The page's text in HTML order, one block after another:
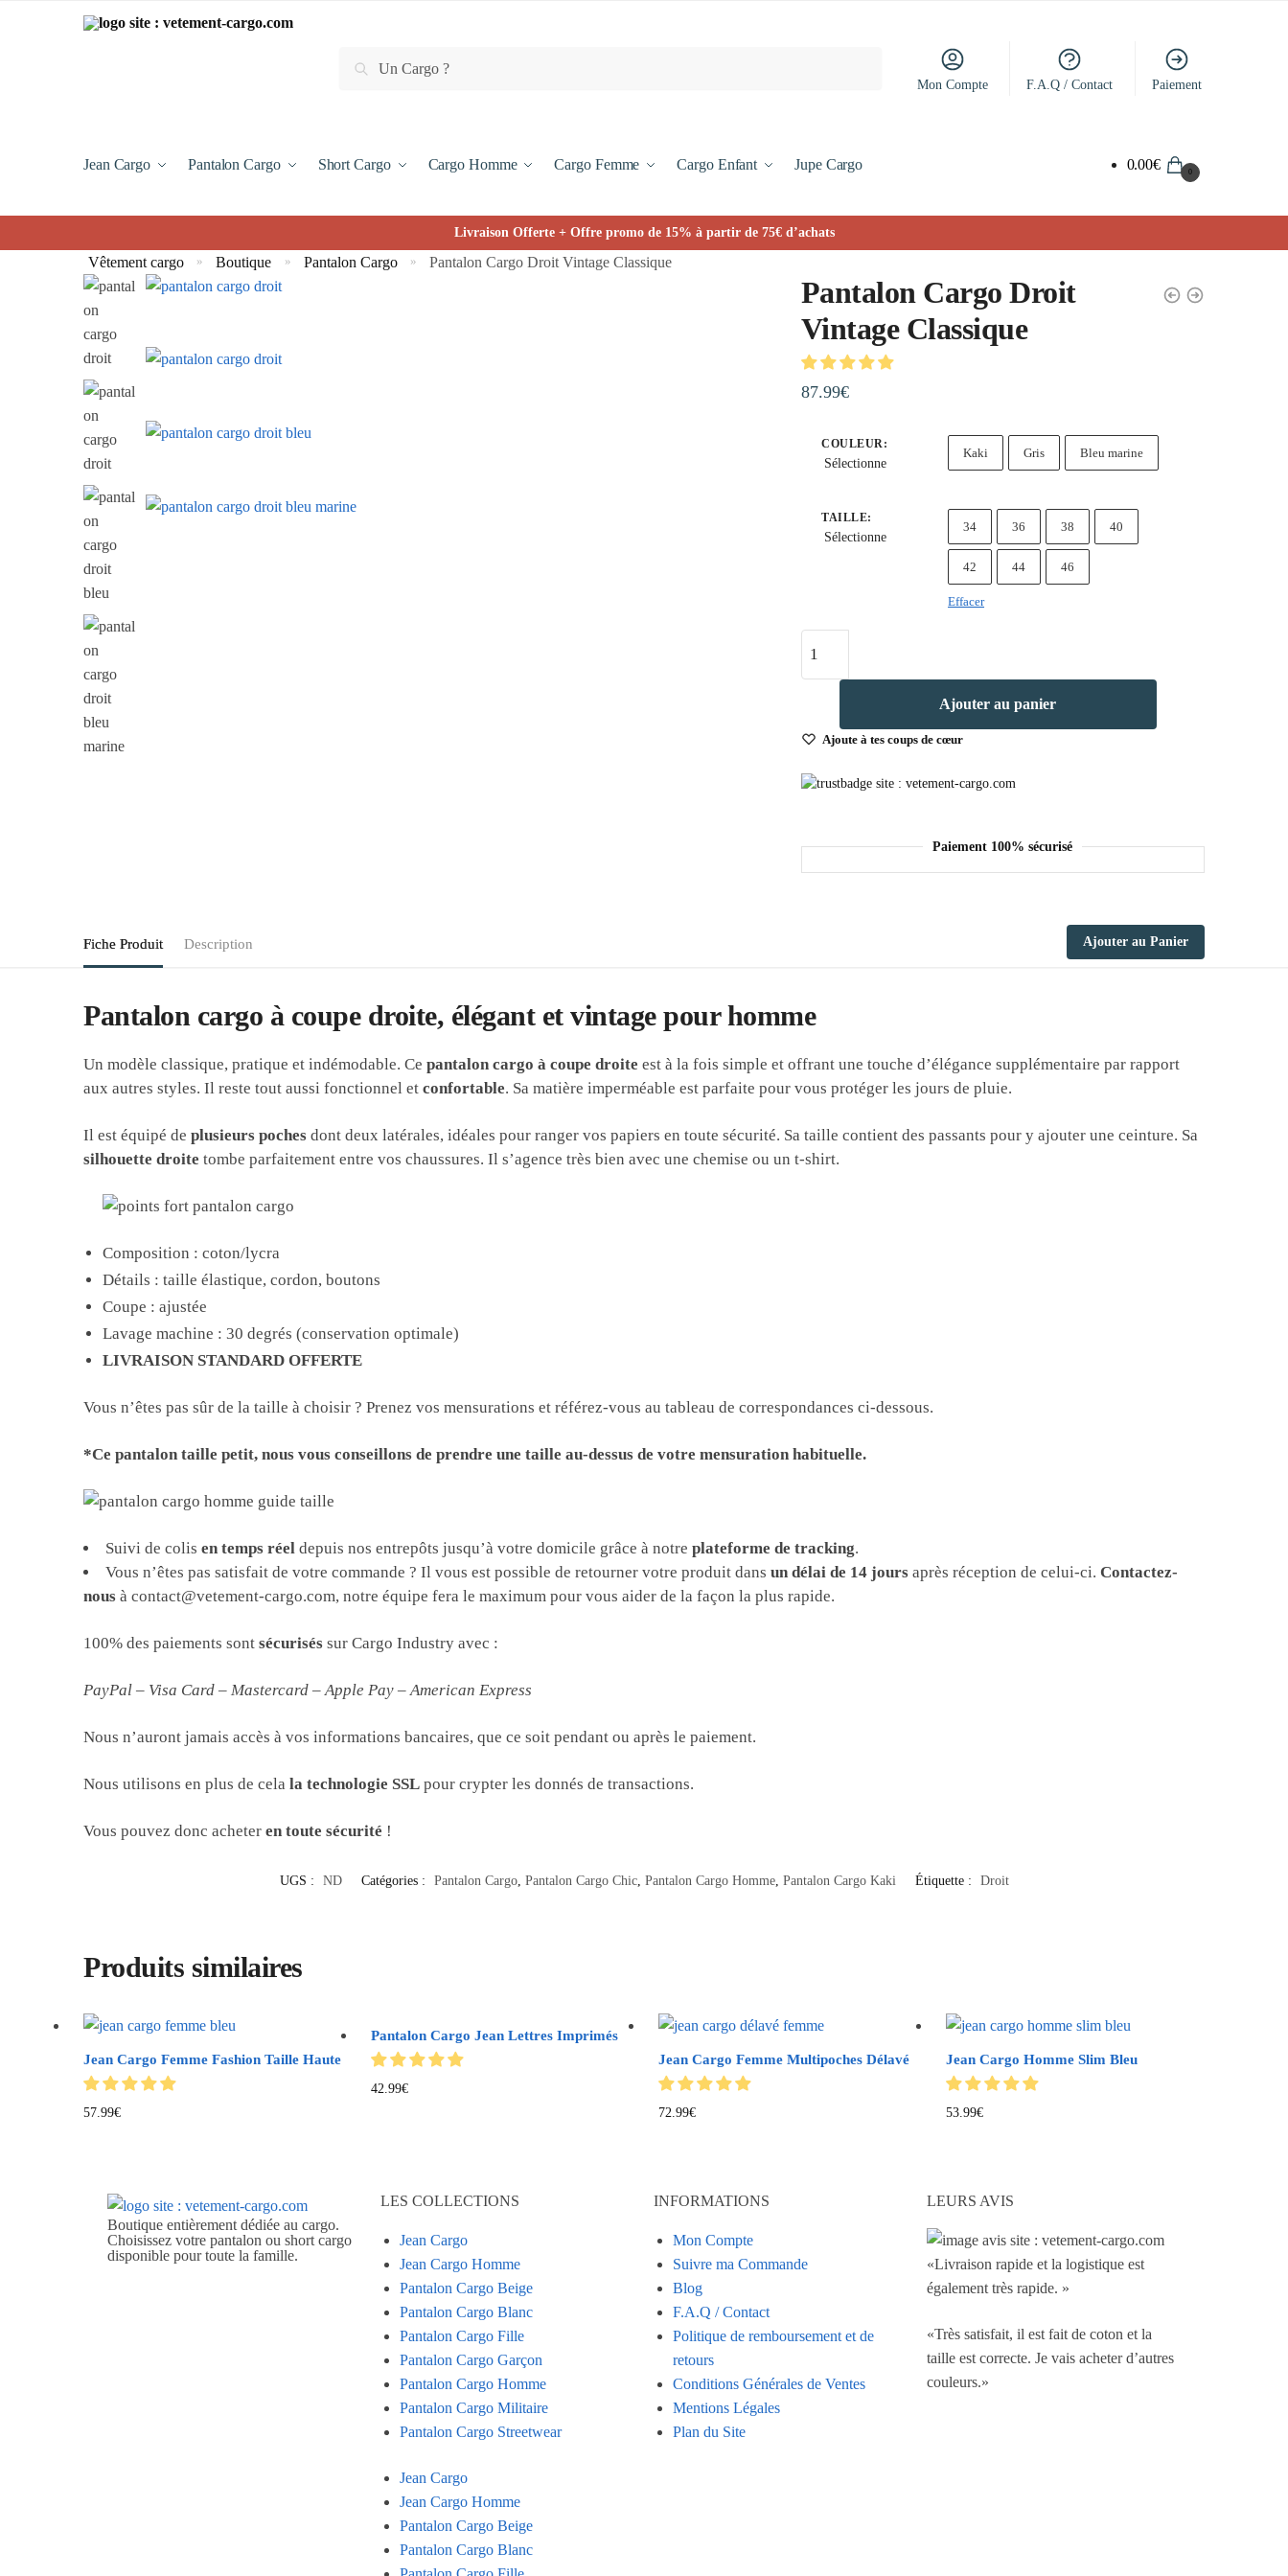
Recherche
Mon Compte F.A.Q / Contact Paiement
Jean Cargo Pantalon Cargo Short Cargo Cargo Homme Cargo Femme Cargo Enfant Jupe Cargo 0.00€ 0
Livraison Offerte + Offre promo de 15% à partir de 75€ d’achats
Vêtement cargo » Boutique » Pantalon Cargo » Pantalon Cargo Droit Vintage Classique
Pantalon Cargo Droit
Vintage Classique
87.99€
COULEUR :
Sélectionne
Kaki Gris Bleu marine
TAILLE:
Sélectionne
34 36 38 40
42 44 46
Effacer
Ajouter au panier
Ajoute à tes coups de cœur
Paiement 100% sécurisé
Fiche Produit Description Ajouter au Panier
Pantalon cargo à coupe droite, élégant et vintage pour homme
Un modèle classique, pratique et indémodable. Cepantalon cargo à coupe droite est à la fois simple et offrant une touche d’élégance supplémentaire par rapport
aux autres styles. Il reste tout aussi fonctionnel etconfortable. Sa matière imperméable est parfaite pour vous protéger les jours de pluie.
Il est équipé deplusieurs poches dont deux latérales, idéales pour ranger vos papiers en toute sécurité. Sa taille contient des passants pour y ajouter une ceinture. Sa
silhouette droite tombe parfaitement entre vos chaussures. Il s’agence très bien avec une chemise ou un t-shirt.
Composition : coton/lycra
Détails : taille élastique, cordon, boutons
Coupe : ajustée
Lavage machine : 30 degrés (conservation optimale)
LIVRAISON STANDARD OFFERTE
Vous n’êtes pas sûr de la taille à choisir ? Prenez vos mensurations et référez-vous au tableau de correspondances ci-dessous.
*Ce pantalon taille petit, nous vous conseillons de prendre une taille au-dessus de votre mensuration habituelle.
Suivi de colisen temps réel depuis nos entrepôts jusqu’à votre domicile grâce à notreplateforme de tracking.
Vous n’êtes pas satisfait de votre commande ? Il vous est possible de retourner votre produit dansun délai de 14 jours après réception de celui-ci.Contactez-
nous à contact@vetement-cargo.com, notre équipe fera le maximum pour vous aider de la façon la plus rapide.
100% des paiements sontsécurisés sur Cargo Industry avec :
PayPal – Visa Card – Mastercard – Apple Pay – American Express
Nous n’auront jamais accès à vos informations bancaires, que ce soit pendant ou après le paiement.
Nous utilisons en plus de celala technologie SSL pour crypter les donnés de transactions.
Vous pouvez donc acheteren toute sécurité !
UGS : ND Catégories : Pantalon Cargo, Pantalon Cargo Chic, Pantalon Cargo Homme, Pantalon Cargo Kaki Étiquette : Droit
Produits similaires
Jean Cargo Femme Fashion Taille Haute
57.99€
Pantalon Cargo Jean Lettres Imprimés
42.99€
Jean Cargo Femme Multipoches Délavé
72.99€
Jean Cargo Homme Slim Bleu
53.99€
Boutique entièrement dédiée au cargo.
Choisissez votre pantalon ou short cargo
disponible pour toute la famille.
LES COLLECTIONS
Jean Cargo
Jean Cargo Homme
Pantalon Cargo Beige
Pantalon Cargo Blanc
Pantalon Cargo Fille
Pantalon Cargo Garçon
Pantalon Cargo Homme
Pantalon Cargo Militaire
Pantalon Cargo Streetwear
Jean Cargo
Jean Cargo Homme
Pantalon Cargo Beige
Pantalon Cargo Blanc
INFORMATIONS
Mon Compte
Suivre ma Commande
Blog
F.A.Q / Contact
Politique de remboursement et de
retours
Conditions Générales de Ventes
Mentions Légales
Plan du Site
LEURS AVIS
«Livraison rapide et la logistique est
également très rapide. »
«Très satisfait, il est fait de coton et la
taille est correcte. Je vais acheter d’autres
couleurs.»